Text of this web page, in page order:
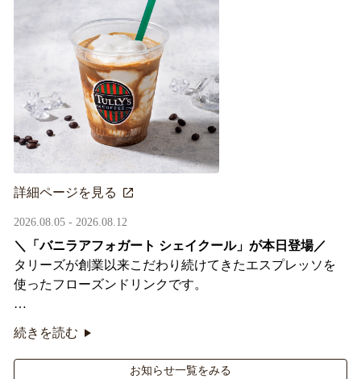
詳細ページを見る
2026.08.05 - 2026.08.12
＼「バニラアフォガート シェイクール」が本日登場／
タリーズが創業以来こだわり続けてきたエスプレッソを
使ったフローズンドリンクです。
オリジナルシールがその場で当たるキャンペーンも実
施！
続きを読む
お知らせ一覧をみる